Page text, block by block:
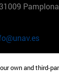
Pamplona
3 28023
own and third-